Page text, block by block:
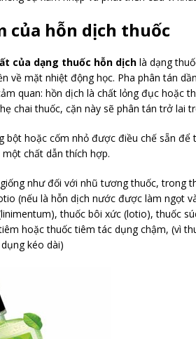
của hỗn dịch thuốc
của dạng thuốc hỗn dịch là dạng
về mặt nhiệt động học. Pha phân tán
quan: hồn dịch là chất lỏng đục hoặc
chai thuốc, cặn này sẽ phân tán trở lai
bột hoặc cốm nhỏ được điều chế sẵn để
chất dẫn thích hợp.
như đối với nhũ tương thuốc, trong
(nếu là hỗn dịch nước được làm ngọt
thuốc bôi xức (lotio), thuốc
hoặc thuốc tiêm tác dụng chậm, (vì
kéo dài)